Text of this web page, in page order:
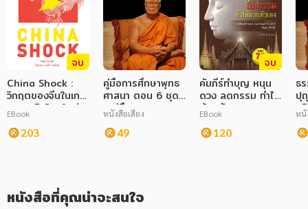
การเรียน การศึกษา
เทคโนโลยี การสื่อสาร วิทยาศาสตร์
ภาษาศาสตร์
หนังสือเด็ก
การ์ตูนมังงะ (Manga)
จบ
China Shock :
วิกฤตของจีนในเกม
เศรษฐกิจโลกใหม่
EBook
203
คู่มือการศึกษาพุทธ
ศาสนา ตอน 6 ชุด
- คู่มือพุทธศาสนา
หนังสือเสียง
49
จบ
คัมภีร์ทำบุญ หนุน
ดวง ลดกรรม ทำได้
ด้วยตัวเอง
EBook
120
ธ
ปุ
โ
หนั
หนังสือที่คุณน่าจะสนใจ